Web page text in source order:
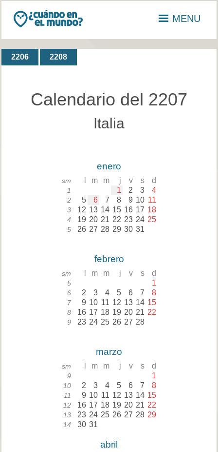
MENU
2206 2208
Calendario del 2207
Italia
enero
sm m m j v s d
1 1 2 3 4
2 5 6 7 8 9 10 11
3 12 13 14 15 16 17 18
4 19 20 21 22 23 24 25
5 26 27 28 29 30 31
febrero
sm m m j v s d
5 1
6 2 3 4 5 6 7 8
7 9 10 11 12 13 14 15
8 16 17 18 19 20 21 22
9 23 24 25 26 27 28
marzo
sm m m j v s d
9 1
10 2 3 4 5 6 7 8
11 9 10 11 12 13 14 15
12 16 17 18 19 20 21 22
13 23 24 25 26 27 28 29
14 30 31
abril